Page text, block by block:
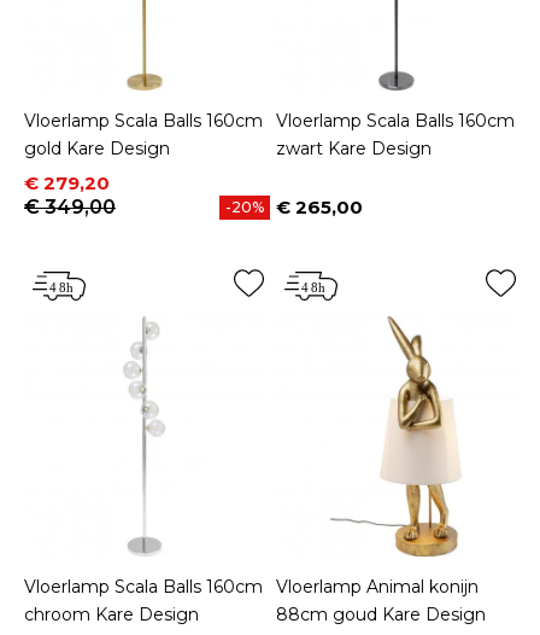
Vloerlamp Scala Balls 160cm
gold Kare Design
Prijs
€ 279,20
Normale prijs
€ 349,00
-20%
Vloerlamp Scala Balls 160cm
zwart Kare Design
Prijs
€ 265,00
Vloerlamp Scala Balls 160cm
chroom Kare Design
Vloerlamp Animal konijn
88cm goud Kare Design